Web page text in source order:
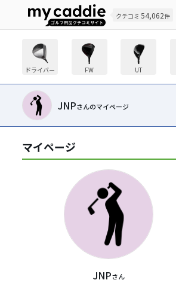
クチコミ 54,062件
ドライバー FW UT
JNPさんのマイページ
マイページ
JNPさん